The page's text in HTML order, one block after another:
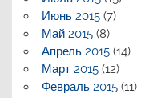
Июнь 2015(7)
Май 2015(8)
Апрель 2015(14)
Март 2015(12)
Февраль 2015(11)